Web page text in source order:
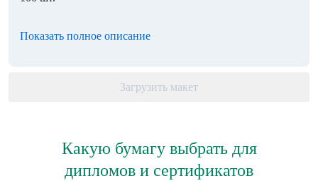
Показать полное описание
Загрузить макет
Какую бумагу выбрать для
дипломов и сертификатов